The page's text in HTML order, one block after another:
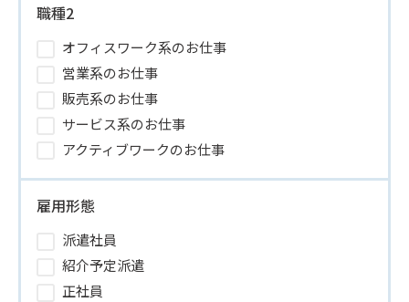
職種2
オフィスワーク系のお仕事
営業系のお仕事
販売系のお仕事
サービス系のお仕事
アクティブワークのお仕事
雇用形態
派遣社員
紹介予定派遣
正社員